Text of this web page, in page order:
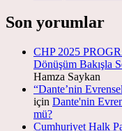
Son yorumlar
CHP 2025
Dönüşüm Bakışla
Hamza Saykan
“Dante’nin
için Dante'nin
mü?
Cumhuriyet Halk